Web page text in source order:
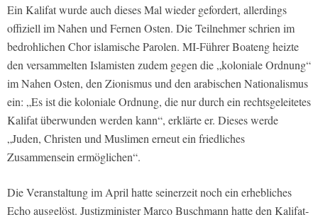
Ein Kalifat wurde auch dieses Mal wieder gefordert, allerdings
offiziell im Nahen und Fernen Osten. Die Teilnehmer schrien im
bedrohlichen Chor islamische Parolen. MI-Führer Boateng heizte
den versammelten Islamisten zudem gegen die „koloniale Ordnung“
im Nahen Osten, den Zionismus und den arabischen Nationalismus
ein: „Es ist die koloniale Ordnung, die nur durch ein rechtsgeleitetes
Kalifat überwunden werden kann“, erklärte er. Dieses werde
„Juden, Christen und Muslimen erneut ein friedliches
Zusammensein ermöglichen“.
Die Veranstaltung im April hatte seinerzeit noch ein erhebliches
Echo ausgelöst. Justizminister Marco Buschmann hatte den Kalifat-